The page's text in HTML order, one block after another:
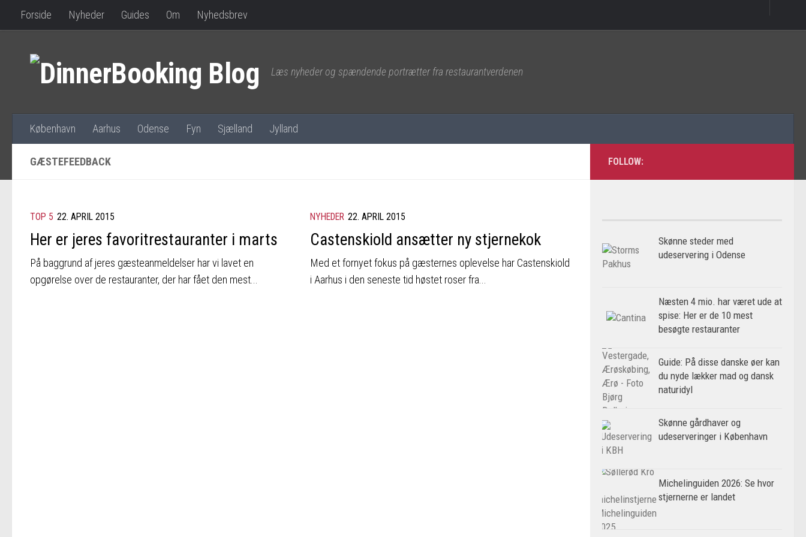
Forside Nyheder Guides Om Nyhedsbrev
Læs nyheder og spændende portrætter fra restaurantverdenen
København Aarhus Odense Fyn Sjælland Jylland
GÆSTEFEEDBACK
TOP 5 22. APRIL 2015
Her er jeres favoritrestauranter i marts
På baggrund af jeres gæsteanmeldelser har vi lavet en
opgørelse over de restauranter, der har fået den mest...
NYHEDER 22. APRIL 2015
Castenskiold ansætter ny stjernekok
Med et fornyet fokus på gæsternes oplevelse har Castenskiold
i Aarhus i den seneste tid høstet roser fra...
FOLLOW:
Skønne steder med
udeservering i Odense
Næsten 4 mio. har været ude at
spise: Her er de 10 mest
besøgte restauranter
Guide: På disse danske øer kan
du nyde lækker mad og dansk
naturidyl
Skønne gårdhaver og
udeserveringer i København
Michelinguiden 2026: Se hvor
stjernerne er landet